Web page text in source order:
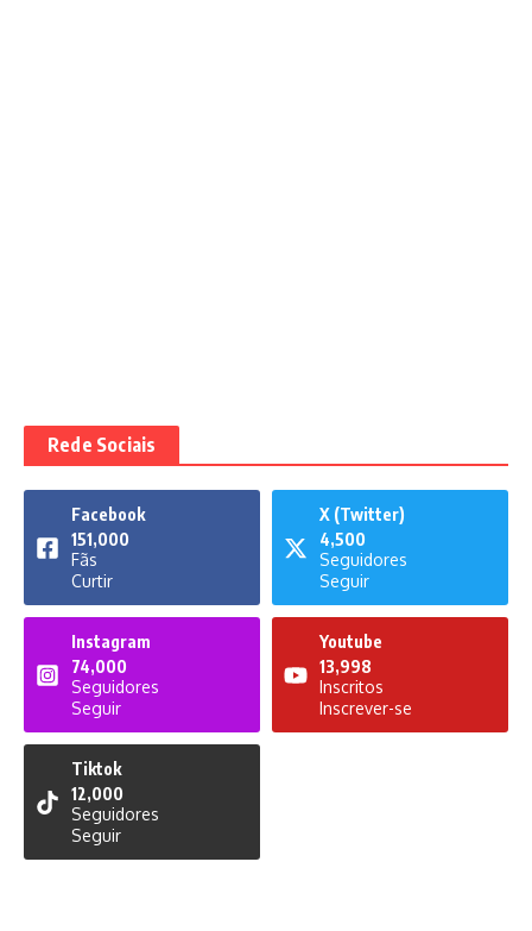
Rede Sociais
Facebook
151,000
Fãs
Curtir
X (Twitter)
4,500
Seguidores
Seguir
Instagram
74,000
Seguidores
Seguir
Youtube
13,998
Inscritos
Inscrever-se
Tiktok
12,000
Seguidores
Seguir